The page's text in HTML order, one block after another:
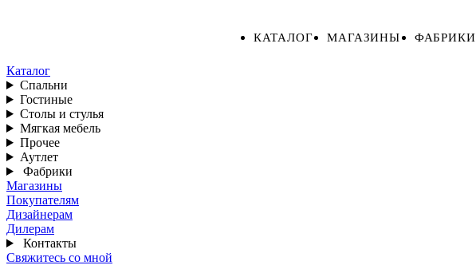
КАТАЛОГ МАГАЗИНЫ ФАБРИКИ
Каталог
Спальни
Гостиные
Столы и стулья
Мягкая мебель
Прочее
Аутлет
Фабрики
Магазины
Покупателям
Дизайнерам
Дилерам
Контакты
Свяжитесь со мной